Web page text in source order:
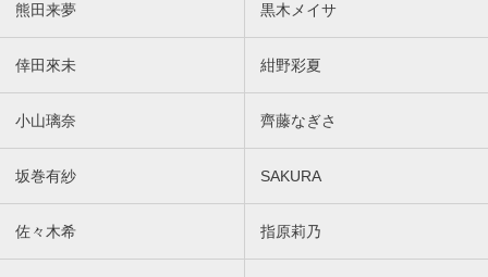
熊田来夢 黒木メイサ
倖田來未 紺野彩夏
小山璃奈 齊藤なぎさ
坂巻有紗 SAKURA
佐々木希 指原莉乃